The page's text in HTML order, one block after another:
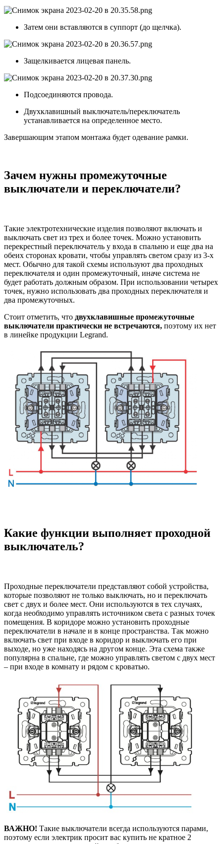
Затем они вставляются в суппорт (до щелчка).
Защелкивается лицевая панель.
Подсоединяются провода.
Двухклавишный выключатель/переключатель
устанавливается на определенное место.
Завершающим этапом монтажа будет одевание рамки.
Зачем нужны промежуточные
выключатели и переключатели?
Такие электротехнические изделия позволяют включать и
выключать свет из трех и более точек. Можно установить
перекрестный переключатель у входа в спальню и еще два на
обеих сторонах кровати, чтобы управлять светом сразу из 3-х
мест. Обычно для такой схемы используют два проходных
переключателя и один промежуточный, иначе система не
будет работать должным образом. При использовании четырех
точек, нужно использовать два проходных переключателя и
два промежуточных.
Стоит отметить, что двухклавишные промежуточные
выключатели практически не встречаются, поэтому их нет
в линейке продукции Legrand.
Какие функции выполняет проходной
выключатель?
Проходные переключатели представляют собой устройства,
которые позволяют не только выключать, но и переключать
свет с двух и более мест. Они используются в тех случаях,
когда необходимо управлять источником света с разных точек
помещения. В коридоре можно установить проходные
переключатели в начале и в конце пространства. Так можно
включать свет при входе в коридор и выключать его при
выходе, но уже находясь на другом конце. Эта схема также
популярна в спальне, где можно управлять светом с двух мест
– при входе в комнату и рядом с кроватью.
ВАЖНО! Такие выключатели всегда используются парами,
поэтому если электрик просит вас купить не кратное 2